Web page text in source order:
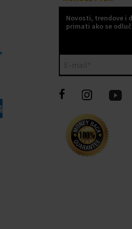
Novosti, trendove i
primati ako se